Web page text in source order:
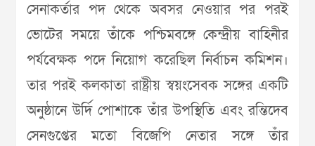
সেনাকর্তার পদ থেকে অবসর নেওয়ার পর পরই
ভোটের সময়ে তাঁকে পশ্চিমবঙ্গে কেন্দ্রীয় বাহিনীর
পর্যবেক্ষক পদে নিয়োগ করেছিল নির্বাচন কমিশন।
তার পরই কলকাতা রাষ্ট্রীয় স্বয়ংসেবক সঙ্গের একটি
অনুষ্ঠানে উর্দি পোশাকে তাঁর উপস্থিতি এবং রন্তিদেব
সেনগুপ্তের মতো বিজেপি নেতার সঙ্গে তাঁর